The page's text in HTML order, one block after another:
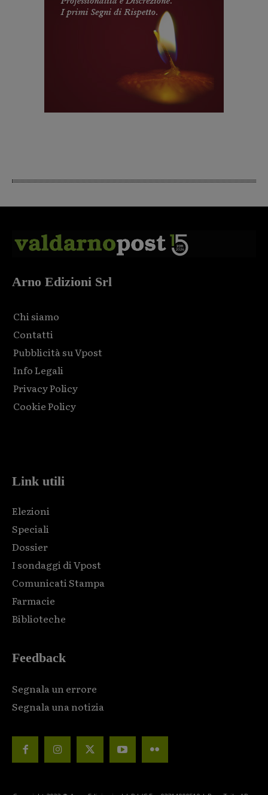
Arno Edizioni Srl
Chi siamo
Contatti
Pubblicità su Vpost
Info Legali
Privacy Policy
Cookie Policy
Link utili
Elezioni
Speciali
Dossier
I sondaggi di Vpost
Comunicati Stampa
Farmacie
Biblioteche
Feedback
Segnala un errore
Segnala una notizia